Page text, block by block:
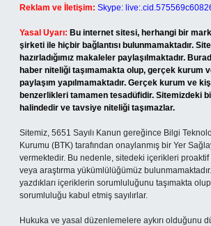
Reklam ve İletişim: Skype:
Yasal Uyarı: Bu internet sitesi, herhangi bir
şirketi ile hiçbir bağlantısı bulunmamaktadır.
hazırladığımız makaleler paylaşılmaktadır.
haber niteliği taşımamakta olup, gerçek kurum
paylaşım yapılmamaktadır. Gerçek kurum ve
benzerlikleri tamamen tesadüfidir. Sitemizdeki
halindedir ve tavsiye niteliği taşımazlar.
Sitemiz, 5651 Sayılı Kanun gereğince Bilgi
Kurumu (BTK) tarafından onaylanmış bir Yer
vermektedir. Bu nedenle, sitedeki içerikleri
veya araştırma yükümlülüğümüz
yazdıkları içeriklerin sorumluluğunu taşımakta
sorumluluğu kabul etmiş sayılırlar.
Hukuka ve yasal düzenlemelere aykırı olduğunu